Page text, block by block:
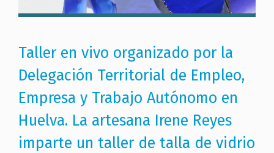
Taller en vivo organizado por la
Delegación Territorial de Empleo,
Empresa y Trabajo Autónomo en
Huelva. La artesana Irene Reyes
imparte un taller de talla de vidrio